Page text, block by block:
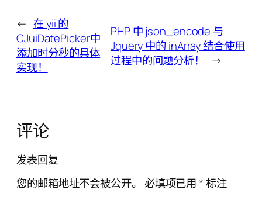
← 在 yii 的
CJuiDatePicker中
添加时分秒的具体
实现！
PHP 中 json_encode 与
Jquery 中的 inArray 结合使用
过程中的问题分析！
→
评论
发表回复
您的邮箱地址不会被公开。 必填项已用*标注